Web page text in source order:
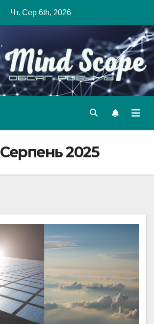
Чт. Сер 6th, 2026
Серпень 2025